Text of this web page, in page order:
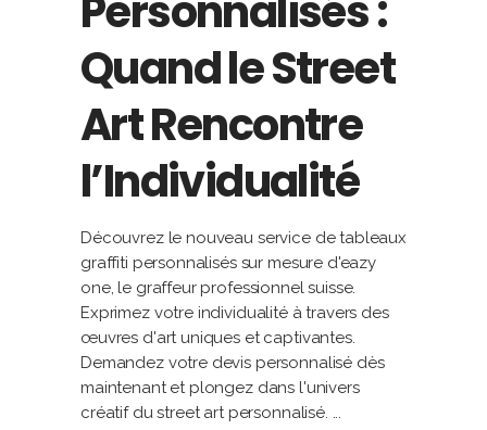
Personnalisés :
Quand le Street
Art Rencontre
l’Individualité
Découvrez le nouveau service de tableaux
graffiti personnalisés sur mesure d'eazy
one, le graffeur professionnel suisse.
Exprimez votre individualité à travers des
œuvres d'art uniques et captivantes.
Demandez votre devis personnalisé dès
maintenant et plongez dans l'univers
créatif du street art personnalisé.